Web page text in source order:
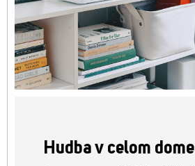
Hudba v celom dome